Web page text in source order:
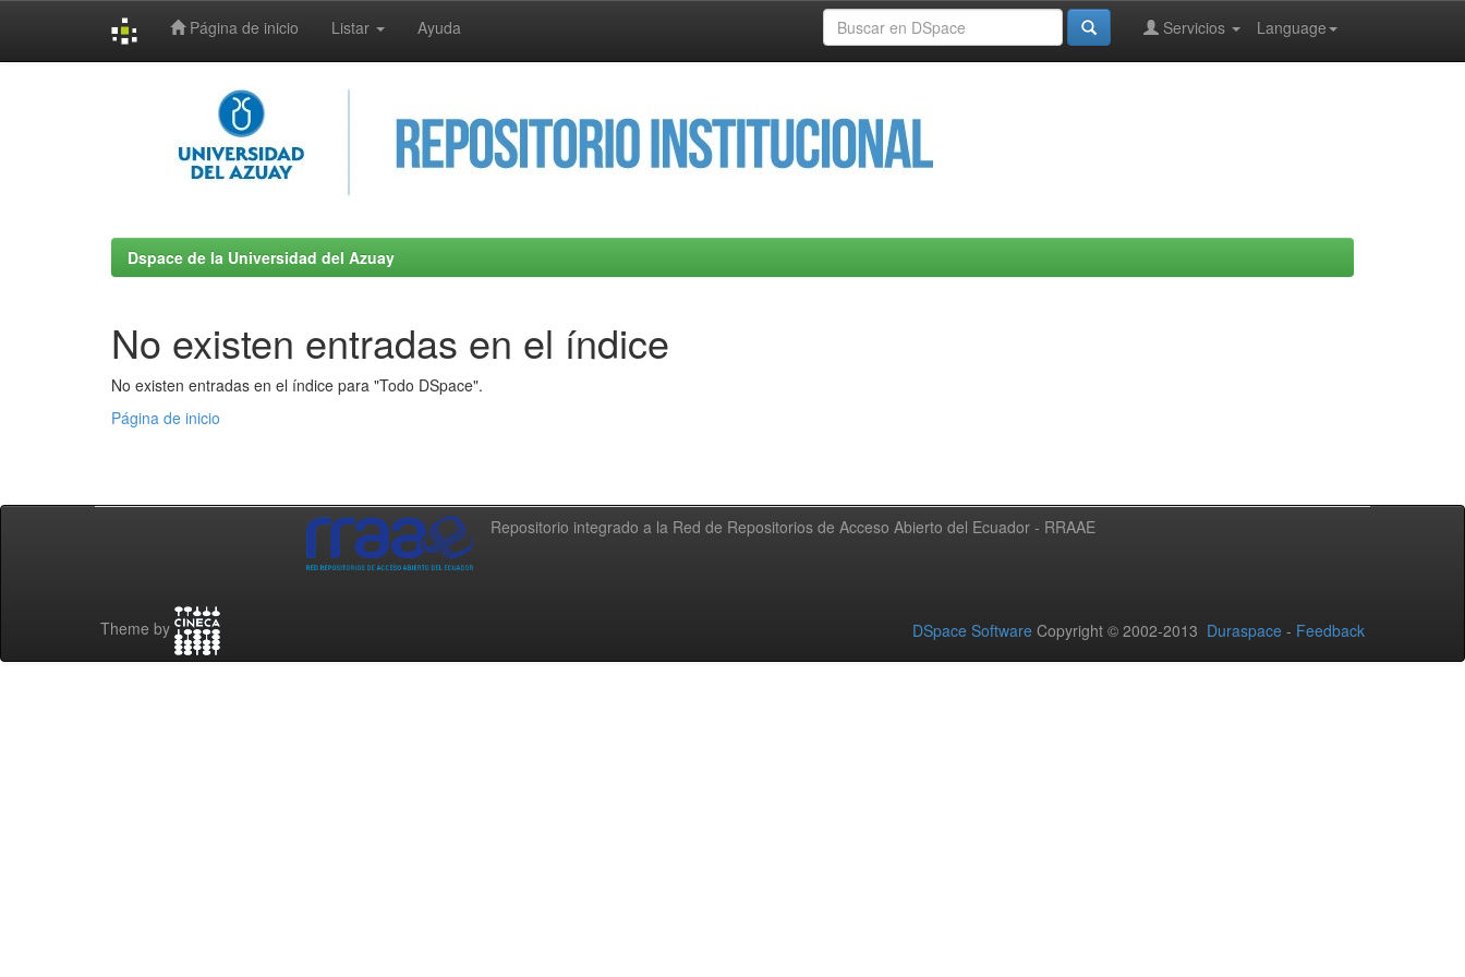
Página de inicio Listar Ayuda Language
Servicios
Dspace de la Universidad del Azuay
No existen entradas en el índice
No existen entradas en el índice para "Todo DSpace".
Página de inicio
Repositorio integrado a la Red de Repositorios de Acceso Abierto del Ecuador - RRAAE
Theme by DSpace Software Copyright © 2002-2013 Duraspace - Feedback